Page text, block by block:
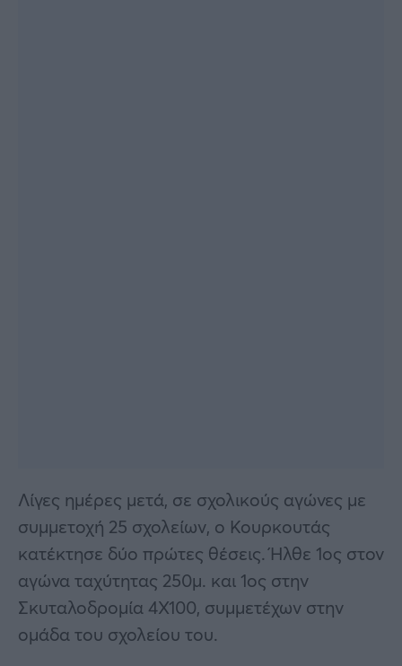
Λίγες ημέρες μετά, σε σχολικούς αγώνες με
συμμετοχή 25 σχολείων, ο Κουρκουτάς
κατέκτησε δύο πρώτες θέσεις. Ήλθε 1ος στον
αγώνα ταχύτητας 250μ. και 1ος στην
Σκυταλοδρομία 4Χ100, συμμετέχων στην
ομάδα του σχολείου του.